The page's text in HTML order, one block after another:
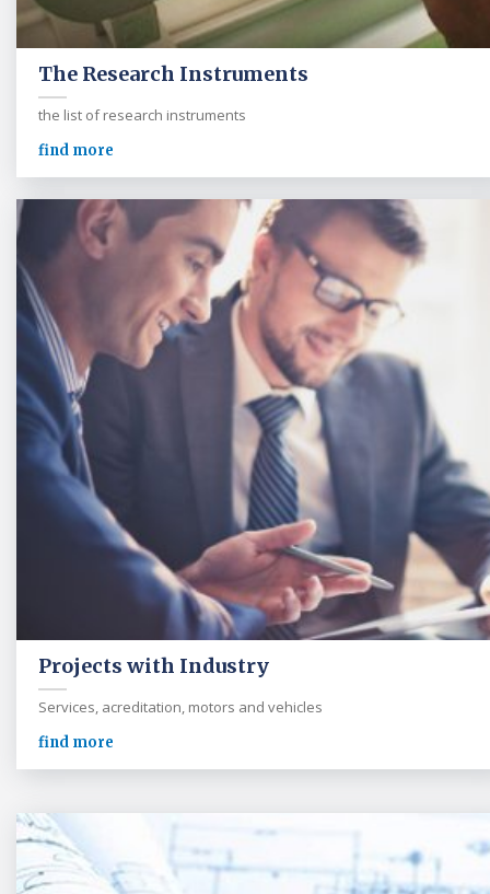
The Research Instruments
the list of research instruments
find more
Projects with Industry
Services, acreditation, motors and vehicles
find more